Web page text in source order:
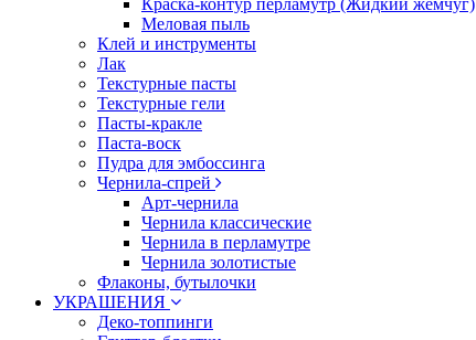
Краска-контур перламутр (Жидкий жемчуг)
Меловая пыль
Клей и инструменты
Лак
Текстурные пасты
Текстурные гели
Пасты-кракле
Паста-воск
Пудра для эмбоссинга
Чернила-спрей
Арт-чернила
Чернила классические
Чернила в перламутре
Чернила золотистые
Флаконы, бутылочки
УКРАШЕНИЯ
Деко-топпинги